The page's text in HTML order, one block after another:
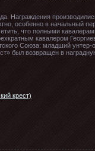
Награждения
особенно в начальный
что полными
кавалером
Союза: младший
был возвращен в
крест)